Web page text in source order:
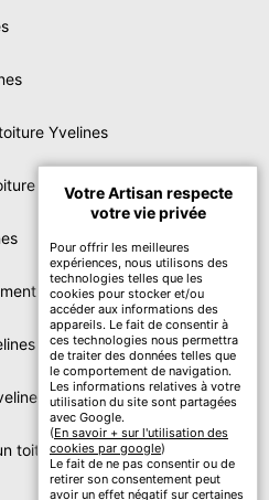
Yvelines
de toiture Yvelines
toit Yvelines
Votre Artisan respecte
votre vie privée
Pour offrir les meilleures
expériences, nous utilisons des
technologies telles que les
cookies pour stocker et/ou
accéder aux informations des
appareils. Le fait de consentir à
ces technologies nous permettra
de traiter des données telles que
le comportement de navigation.
Les informations relatives à votre
utilisation du site sont partagées
avec Google.
(En savoir + sur l'utilisation des
cookies par google)
Le fait de ne pas consentir ou de
retirer son consentement peut
avoir un effet négatif sur certaines